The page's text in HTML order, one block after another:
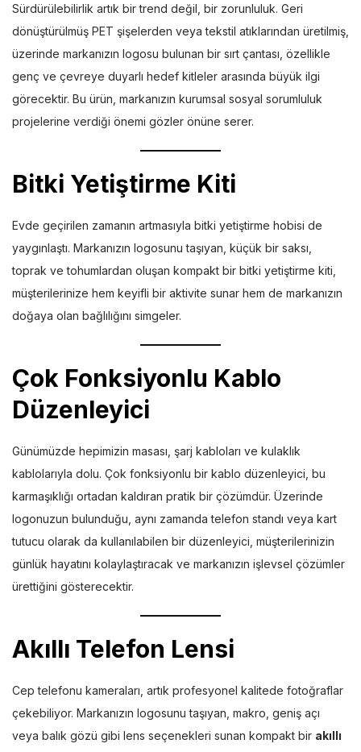
Sürdürülebilirlik artık bir trend değil, bir zorunluluk. Geri
dönüştürülmüş PET şişelerden veya tekstil atıklarından üretilmiş,
üzerinde markanızın logosu bulunan bir sırt çantası, özellikle
genç ve çevreye duyarlı hedef kitleler arasında büyük ilgi
görecektir. Bu ürün, markanızın kurumsal sosyal sorumluluk
projelerine verdiği önemi gözler önüne serer.
Bitki Yetiştirme Kiti
Evde geçirilen zamanın artmasıyla bitki yetiştirme hobisi de
yaygınlaştı. Markanızın logosunu taşıyan, küçük bir saksı,
toprak ve tohumlardan oluşan kompakt bir bitki yetiştirme kiti,
müşterilerinize hem keyifli bir aktivite sunar hem de markanızın
doğaya olan bağlılığını simgeler.
Çok Fonksiyonlu Kablo
Düzenleyici
Günümüzde hepimizin masası, şarj kabloları ve kulaklık
kablolarıyla dolu. Çok fonksiyonlu bir kablo düzenleyici, bu
karmaşıklığı ortadan kaldıran pratik bir çözümdür. Üzerinde
logonuzun bulunduğu, aynı zamanda telefon standı veya kart
tutucu olarak da kullanılabilen bir düzenleyici, müşterilerinizin
günlük hayatını kolaylaştıracak ve markanızın işlevsel çözümler
ürettiğini gösterecektir.
Akıllı Telefon Lensi
Cep telefonu kameraları, artık profesyonel kalitede fotoğraflar
çekebiliyor. Markanızın logosunu taşıyan, makro, geniş açı
veya balık gözü gibi lens seçenekleri sunan kompakt bir akıllı